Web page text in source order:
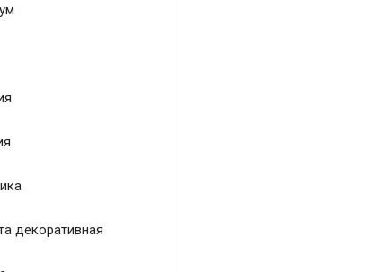
декоративная